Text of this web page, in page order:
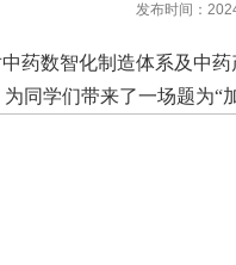
发布时间：
药数智化制造体系及中
为同学们带来了一场题为“